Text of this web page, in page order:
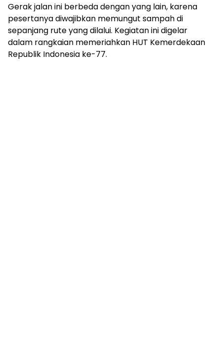
Gerak jalan ini berbeda dengan yang lain, karena
pesertanya diwajibkan memungut sampah di
sepanjang rute yang dilalui. Kegiatan ini digelar
dalam rangkaian memeriahkan HUT Kemerdekaan
Republik Indonesia ke-77.